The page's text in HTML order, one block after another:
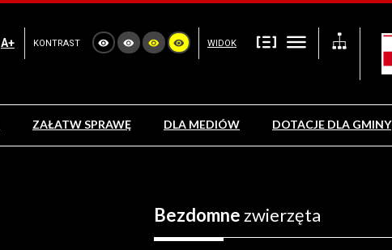
A+ KONTRAST WIDOK
ZAŁATW SPRAWĘ DLA MEDIÓW DOTACJE DLA GMINY
Bezdomnezwierzęta